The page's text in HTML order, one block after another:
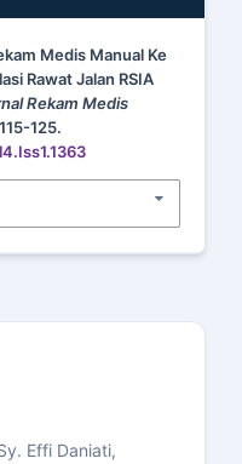
Medis Manual Ke
Rawat Jalan RSIA
Rekam Medis
125.
Effi Daniati,